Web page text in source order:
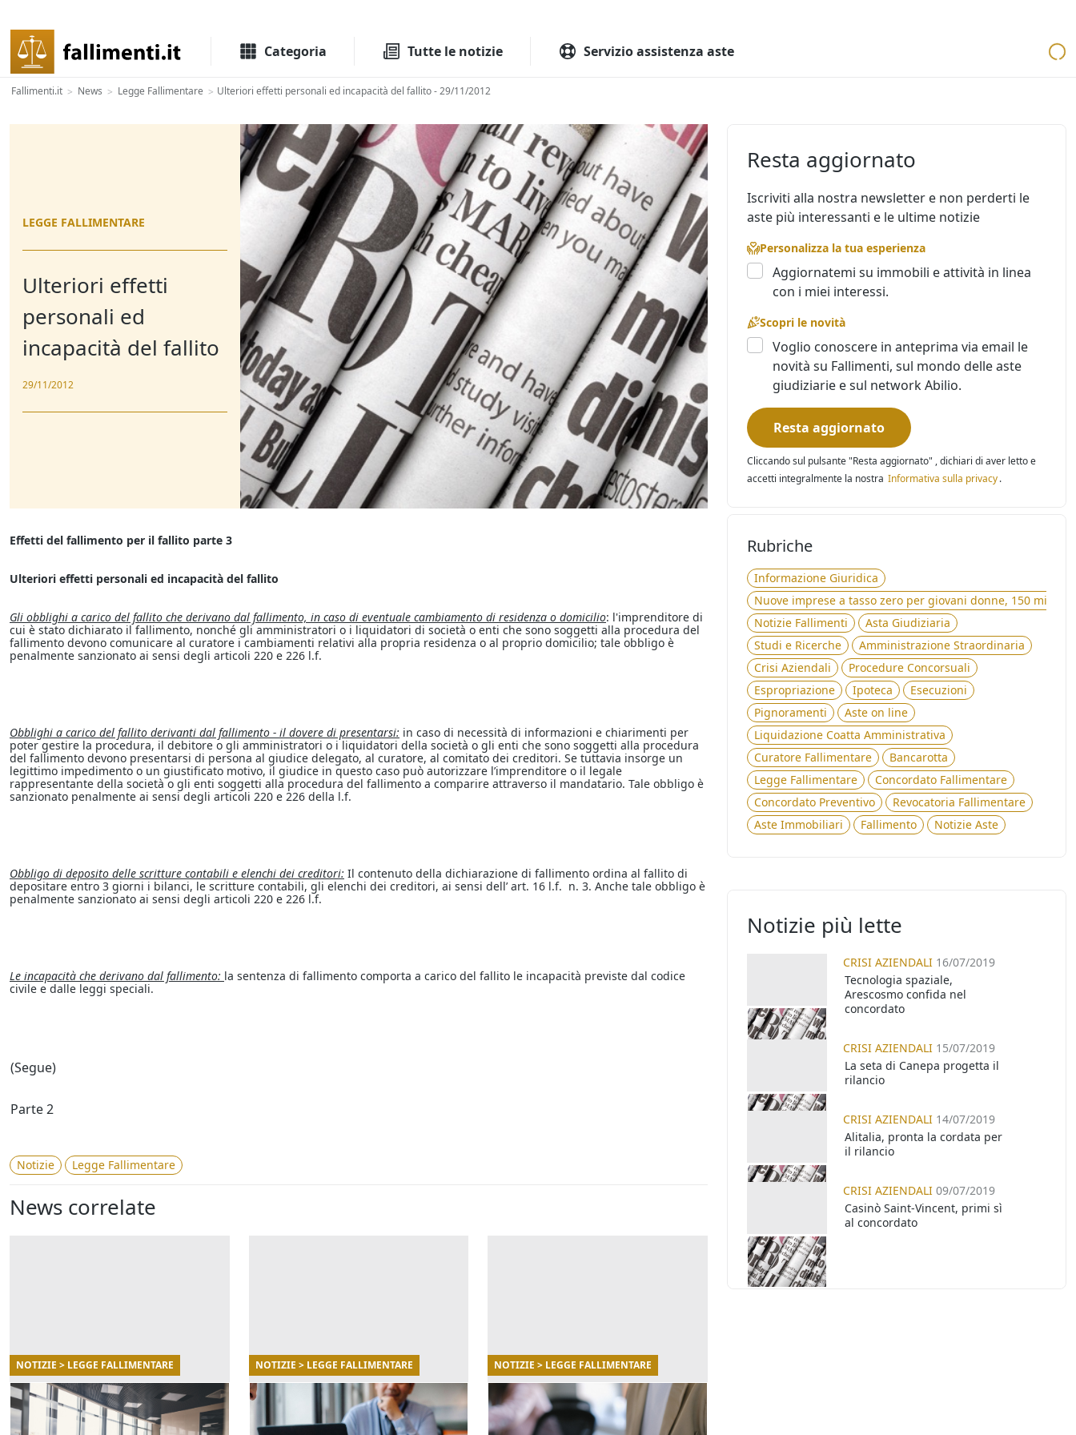
Categoria Tutte le notizie Servizio assistenza aste
Fallimenti.it > News > Legge Fallimentare > Ulteriori effetti personali ed incapacità del fallito - 29/11/2012
LEGGE FALLIMENTARE
Ulteriori effetti
personali ed
incapacità del fallito
29/11/2012
Effetti del fallimento per il fallito parte 3
Ulteriori effetti personali ed incapacità del fallito
Gli obblighi a carico del fallito che derivano dal fallimento, in caso di eventuale cambiamento di residenza o domicilio: l'imprenditore di
cui è stato dichiarato il fallimento, nonché gli amministratori o i liquidatori di società o enti che sono soggetti alla procedura del
fallimento devono comunicare al curatore i cambiamenti relativi alla propria residenza o al proprio domicilio; tale obbligo è
penalmente sanzionato ai sensi degli articoli 220 e 226 l.f.
Obblighi a carico del fallito derivanti dal fallimento - il dovere di presentarsi: in caso di necessità di informazioni e chiarimenti per
poter gestire la procedura, il debitore o gli amministratori o i liquidatori della società o gli enti che sono soggetti alla procedura
del fallimento devono presentarsi di persona al giudice delegato, al curatore, al comitato dei creditori. Se tuttavia insorge un
legittimo impedimento o un giustificato motivo, il giudice in questo caso può autorizzare l’imprenditore o il legale
rappresentante della società o gli enti soggetti alla procedura del fallimento a comparire attraverso il mandatario. Tale obbligo è
sanzionato penalmente ai sensi degli articoli 220 e 226 della l.f.
Obbligo di deposito delle scritture contabili e elenchi dei creditori: Il contenuto della dichiarazione di fallimento ordina al fallito di
depositare entro 3 giorni i bilanci, le scritture contabili, gli elenchi dei creditori, ai sensi dell’ art. 16 l.f. n. 3. Anche tale obbligo è
penalmente sanzionato ai sensi degli articoli 220 e 226 l.f.
Le incapacità che derivano dal fallimento: la sentenza di fallimento comporta a carico del fallito le incapacità previste dal codice
civile e dalle leggi speciali.
(Segue)
Parte 2
Notizie Legge Fallimentare
News correlate
NOTIZIE > LEGGE FALLIMENTARE
30/03/2023
Società di fatto: cosa
NOTIZIE > LEGGE FALLIMENTARE
16/03/2023
Novità introdotte nella
NOTIZIE > LEGGE FALLIMENTARE
24/11/2022
Osservatorio Immobiliare:
Resta aggiornato
Iscriviti alla nostra newsletter e non perderti le
aste più interessanti e le ultime notizie
Personalizza la tua esperienza
Aggiornatemi su immobili e attività in linea
con i miei interessi.
Scopri le novità
Voglio conoscere in anteprima via email le
novità su Fallimenti, sul mondo delle aste
giudiziarie e sul network Abilio.
Resta aggiornato
Cliccando sul pulsante "Resta aggiornato" , dichiari di aver letto e
accetti integralmente la nostra Informativa sulla privacy.
Rubriche
Informazione Giuridica
Nuove imprese a tasso zero per giovani donne, 150
Notizie Fallimenti
Asta Giudiziaria
Studi e Ricerche
Amministrazione Straordinaria
Crisi Aziendali
Procedure Concorsuali
Espropriazione
Ipoteca
Esecuzioni
Pignoramenti
Aste on line
Liquidazione Coatta Amministrativa
Curatore Fallimentare
Bancarotta
Legge Fallimentare
Concordato Fallimentare
Concordato Preventivo
Revocatoria Fallimentare
Aste Immobiliari
Fallimento Notizie Aste
Notizie più lette
CRISI AZIENDALI 16/07/2019
Tecnologia spaziale,
Arescosmo confida nel
concordato
CRISI AZIENDALI 15/07/2019
La seta di Canepa progetta il
rilancio
CRISI AZIENDALI 14/07/2019
Alitalia, pronta la cordata per
il rilancio
CRISI AZIENDALI 09/07/2019
Casinò Saint-Vincent, primi sì
al concordato